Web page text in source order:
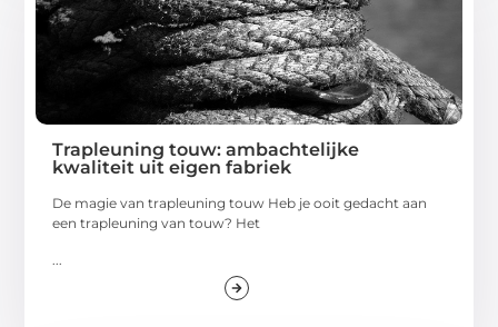
Trapleuning touw: ambachtelijke
kwaliteit uit eigen fabriek
De magie van trapleuning touw Heb je ooit gedacht aan
een trapleuning van touw? Het